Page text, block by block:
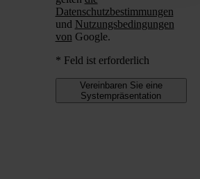
Datenschutzbestimmungen
und Nutzungsbedingungen
von Google.
* Feld ist erforderlich
Vereinbaren Sie eine
Systempräsentation